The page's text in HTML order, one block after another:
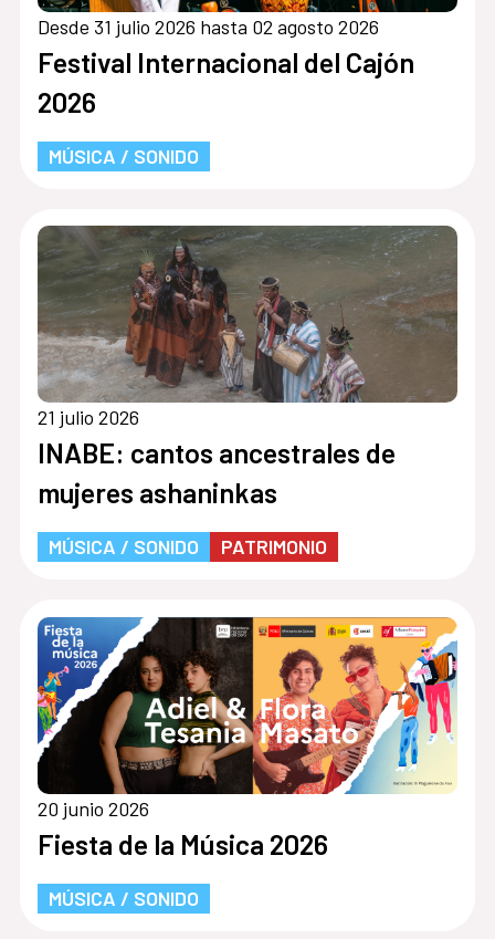
Desde 31 julio 2026 hasta 02 agosto 2026
Festival Internacional del Cajón
2026
MÚSICA / SONIDO
21 julio 2026
INABE: cantos ancestrales de
mujeres ashaninkas
MÚSICA / SONIDO PATRIMONIO
20 junio 2026
Fiesta de la Música 2026
MÚSICA / SONIDO